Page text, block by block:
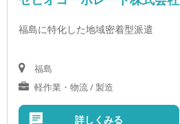
福島に特化した地域密着型派遣
福島
軽作業・物流 / 製造
詳しくみる